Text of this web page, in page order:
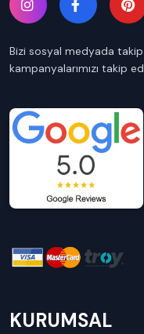
Bizi sosyal medyada
kampanyalarımızı takip
KURUMSAL